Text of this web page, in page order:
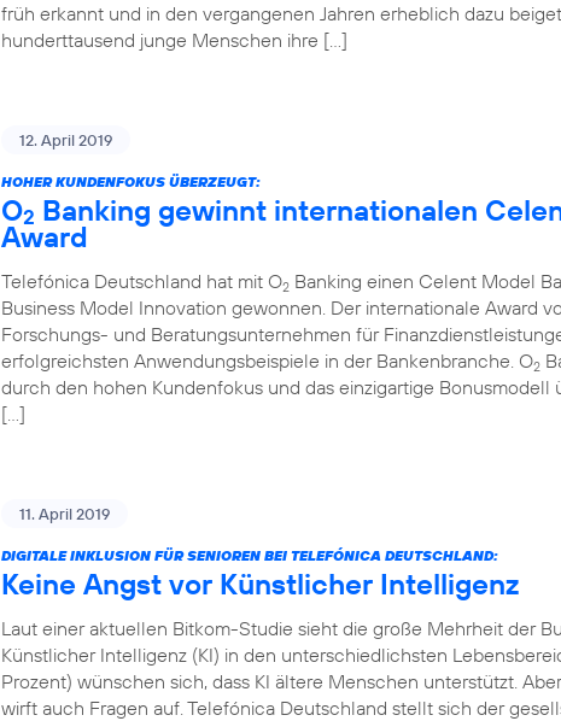
früh erkannt und in den vergangenen Jahren erheblich dazu
hunderttausend junge Menschen ihre […]
12. April 2019
HOHER KUNDENFOKUS ÜBERZEUGT:
O2 Banking gewinnt internationalen
Award
Telefónica Deutschland hat mit O2 Banking einen Celent Model
Business Model Innovation gewonnen. Der internationale Award
Forschungs- und Beratungsunternehmen für
erfolgreichsten Anwendungsbeispiele in der Bankenbranche. O2
durch den hohen Kundenfokus und das einzigartige Bonusmodell
[…]
11. April 2019
DIGITALE INKLUSION FÜR SENIOREN BEI TELEFÓNICA DEUTSCHLAND:
Keine Angst vor Künstlicher Intelligenz
Laut einer aktuellen Bitkom-Studie sieht die große Mehrheit der
Künstlicher Intelligenz (KI) in den unterschiedlichsten
Prozent) wünschen sich, dass KI ältere Menschen unterstützt.
wirft auch Fragen auf. Telefónica Deutschland stellt sich der